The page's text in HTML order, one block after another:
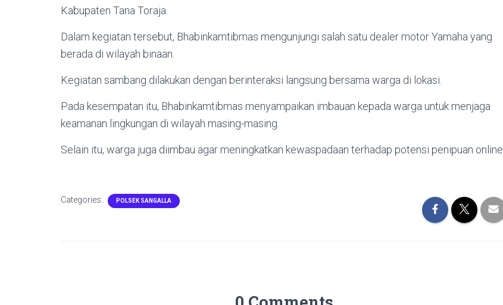
Kabupaten Tana Toraja.
Dalam kegiatan tersebut, Bhabinkamtibmas mengunjungi salah satu dealer motor Yamaha yang
berada di wilayah binaan.
Kegiatan sambang dilakukan dengan berinteraksi langsung bersama warga di lokasi.
Pada kesempatan itu, Bhabinkamtibmas menyampaikan imbauan kepada warga untuk menjaga
keamanan lingkungan di wilayah masing-masing.
Selain itu, warga juga diimbau agar meningkatkan kewaspadaan terhadap potensi penipuan online.
Categories: POLSEK SANGALLA